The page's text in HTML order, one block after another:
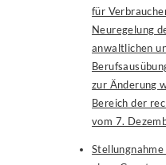
für
Neuregelung
anwaltlichen
zur Änderung
Bereich der
vom 7.